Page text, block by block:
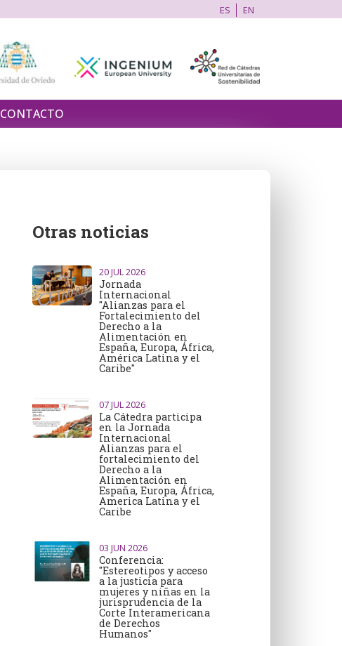
ES EN
CONTACTO
Otras noticias
20JUL 2026
Jornada
Internacional
"Alianzas para el
Fortalecimiento del
Derecho a la
Alimentación en
España, Europa, África,
América Latina y el
Caribe"
07JUL 2026
La Cátedra participa
en la Jornada
Internacional
Alianzas para el
fortalecimiento del
Derecho a la
Alimentación en
España, Europa, África,
America Latina y el
Caribe
03 JUN 2026
Conferencia:
"Estereotipos y acceso
a la justicia para
mujeres y niñas en la
jurisprudencia de la
Corte Interamericana
de Derechos
Humanos"